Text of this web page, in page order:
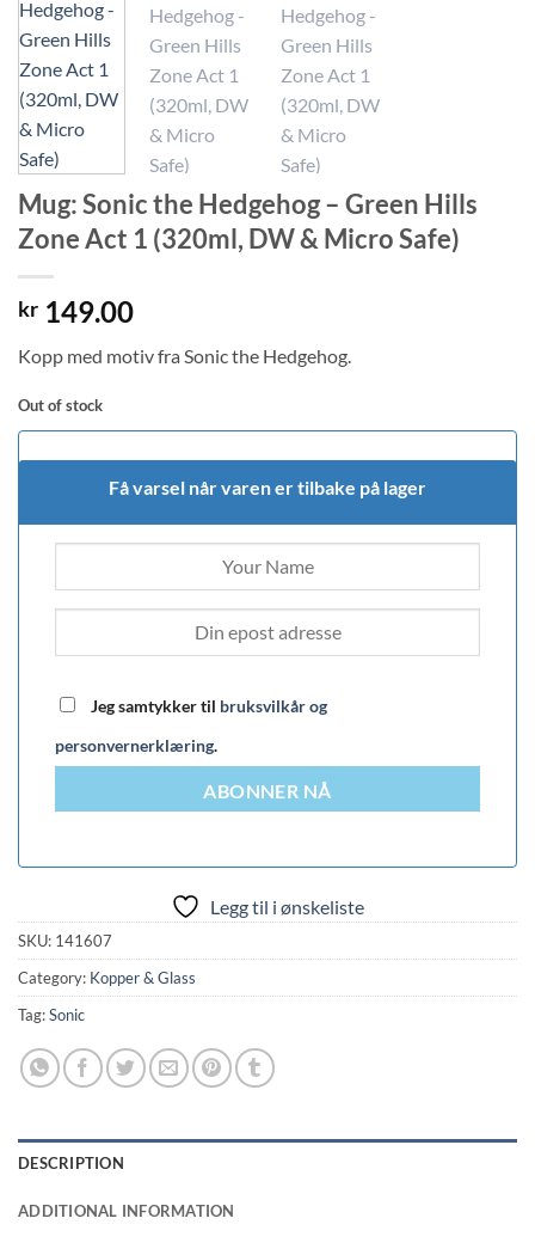
Mug: Sonic the Hedgehog – Green Hills
Zone Act 1 (320ml, DW & Micro Safe)
kr 149.00
Kopp med motiv fra Sonic the Hedgehog.
Out of stock
Få varsel når varen er tilbake på lager
Jeg samtykker til bruksvilkår og
personvernerklæring.
ABONNER NÅ
Legg til i ønskeliste
SKU: 141607
Category: Kopper & Glass
Tag:Sonic
DESCRIPTION
ADDITIONAL INFORMATION